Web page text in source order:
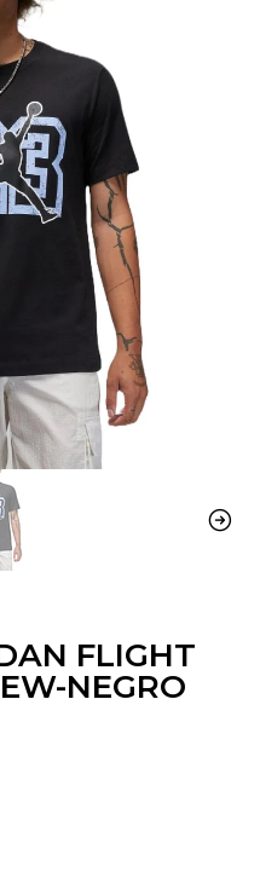
FLIGHT
NEGRO